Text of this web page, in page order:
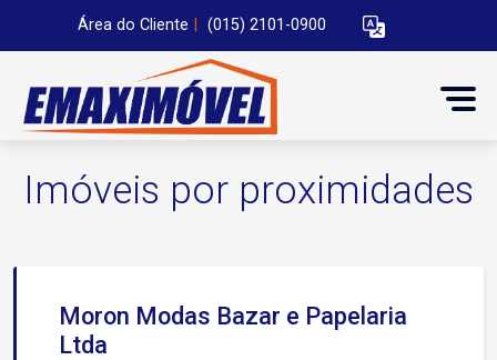
Área do Cliente (015) 2101-0900
Imóveis por proximidades
Moron Modas Bazar e Papelaria
Ltda